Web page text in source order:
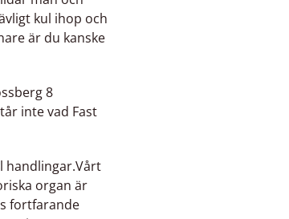
kul ihop och
är du kanske
8
inte vad Fast
handlingar.Vårt
organ är
fortfarande